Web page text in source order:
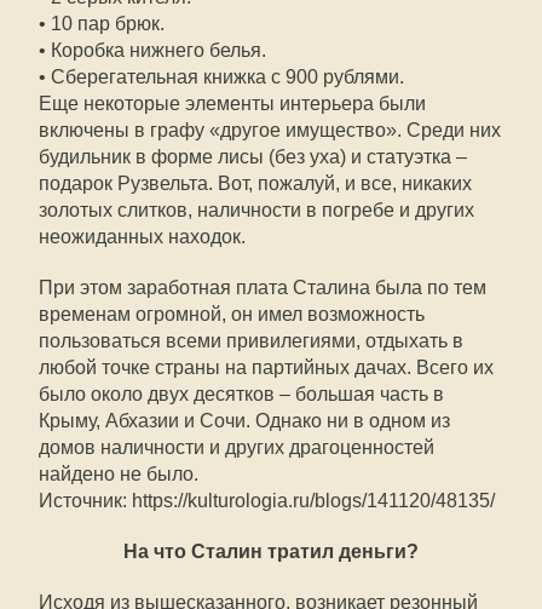
• 10 пар брюк.
• Коробка нижнего белья.
• Сберегательная книжка с 900 рублями.
Еще некоторые элементы интерьера были
включены в графу «другое имущество». Среди них
будильник в форме лисы (без уха) и статуэтка –
подарок Рузвельта. Вот, пожалуй, и все, никаких
золотых слитков, наличности в погребе и других
неожиданных находок.
При этом заработная плата Сталина была по тем
временам огромной, он имел возможность
пользоваться всеми привилегиями, отдыхать в
любой точке страны на партийных дачах. Всего их
было около двух десятков – большая часть в
Крыму, Абхазии и Сочи. Однако ни в одном из
домов наличности и других драгоценностей
найдено не было.
Источник: https://kulturologia.ru/blogs/141120/48135/
На что Сталин тратил деньги?
Исходя из вышесказанного, возникает резонный